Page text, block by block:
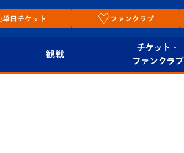
単日チケット ファンクラブ
観戦
チケット・
ファンクラブ